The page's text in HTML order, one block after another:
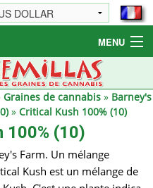
MENU
Graines de cannabis» Barney's
» Critical Kush 100% (10)
100% (10)
Farm. Un mélange
Kush est un mélange de